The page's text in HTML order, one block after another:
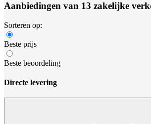
Aanbiedingen van 13 zakelijke
Sorteren op:
Beste prijs
Beste beoordeling
Directe levering